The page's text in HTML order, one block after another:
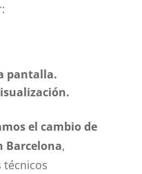
pantalla.
el cambio de
Barcelona,